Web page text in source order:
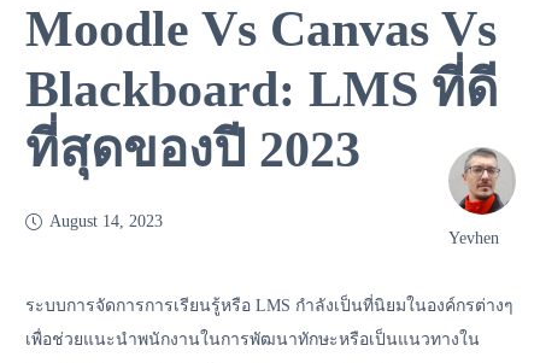
Moodle Vs Canvas Vs
Blackboard: LMS ที่ดี
ที่สุดของปี 2023
August 14, 2023
Yevhen
ระบบการจัดการการเรียนรู้หรือ LMS กำลังเป็นที่นิยมในองค์กรต่างๆ
เพื่อช่วยแนะนำพนักงานในการพัฒนาทักษะหรือเป็นแนวทางใน